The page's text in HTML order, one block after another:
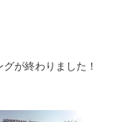
が終わりました！